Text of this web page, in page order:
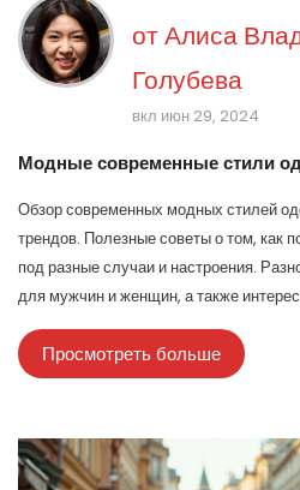
отАлиса
Голубева
вкл июн 29, 2024
Модные современные стили
Обзор современных модных стилей
трендов. Полезные советы о том, как
под разные случаи и настроения.
для мужчин и женщин, а также
Просмотреть больше